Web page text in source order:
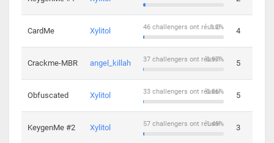
CardMe Xylitol 1.2%
46 challengers ont réussi 4
Crackme-MBR angel_killah 0.97%
37 challengers ont réussi 5
Obfuscated Xylitol 0.86%
33 challengers ont réussi 5
KeygenMe #2 Xylitol 1.49%
57 challengers ont réussi 3